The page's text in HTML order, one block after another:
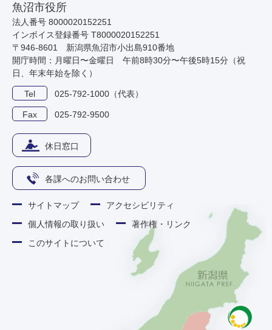
魚沼市役所
法人番号 8000020152251
インボイス登録番号 T8000020152251
〒946-8601 新潟県魚沼市小出島910番地
開庁時間：月曜日〜金曜日 午前8時30分〜午後5時15分（祝
日、年末年始を除く）
Tel 025-792-1000（代表）
Fax 025-792-9500
休日窓口
各課へのお問い合わせ
サイトマップ
アクセシビリティ
個人情報の取り扱い
著作権・リンク
このサイトについて